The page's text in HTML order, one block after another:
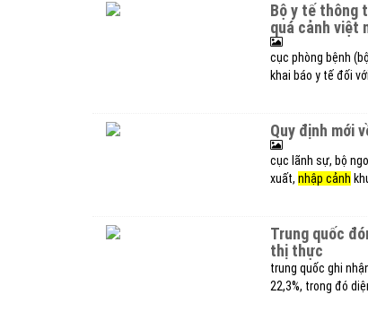
bộ y tế
quá cảnh việt
cục phòng bệnh
khai báo y tế đối
quy định mới
cục lãnh sự, bộ
xuất, nhập cảnh
trung quốc đón lượng khách quốc tế tăng mạnh nhờ chính sách miễn
thị thực
trung quốc ghi
22,3%, trong đó